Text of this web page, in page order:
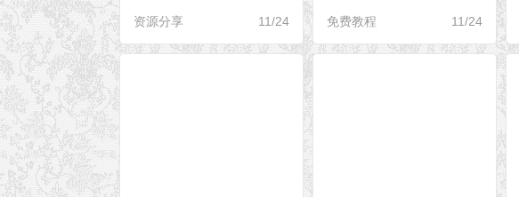
Meander（蜿蜒）
资源分享 11/24
Physics Simulations（物理
免费教程 11/24